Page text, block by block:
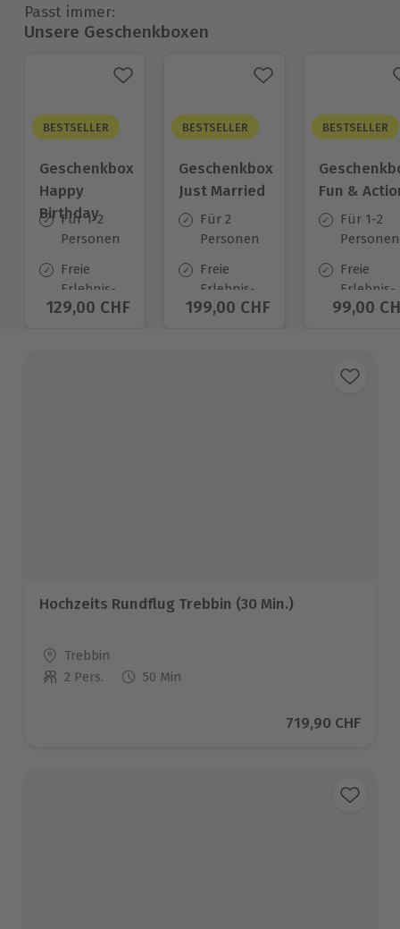
Passt immer:
Unsere Geschenkboxen
BESTSELLER
Geschenkbox
Happy
Birthday
Für 1-2
Personen
Freie
Erlebnis-
Auswahl
Aktueller Preis
129,00 CHF
BESTSELLER
Geschenkbox
Just Married
Für 2
Personen
Freie
Erlebnis-
Auswahl
Aktueller Preis
199,00 CHF
BESTSELLER
Fun &
Für 1-2
Personen
Freie
Erlebnis-
Auswahl
99,00
Hochzeits Rundflug Trebbin (30 Min.)
Standort
Trebbin
Anzahl der Teilnehmer
2 Pers. 50 Min
Aktueller Preis
719,90 CHF